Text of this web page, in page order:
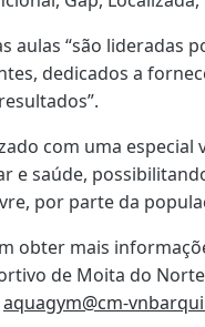
aulas “são lideradas
dedicados a
com uma
e saúde,
por parte da
obter mais
de Moita do
aquagym@cm-